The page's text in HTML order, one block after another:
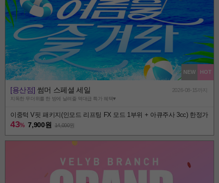
NEW HOT
[용산점] 썸머 스페셜 세일 2026-08-15까지
지독한 무더위를 한 방에 날려줄 역대급 특가 혜택♥️
이중턱 V핏 패키지(인모드 리프팅 FX 모드 1부위 + 아큐주사 3cc) 한정가
43% 7,900원 14,000원